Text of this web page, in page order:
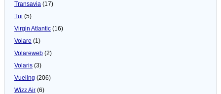
Transavia (17)
Tui (5)
Virgin Atlantic (16)
Volare (1)
Volareweb (2)
Volaris (3)
Vueling (206)
Wizz Air (6)